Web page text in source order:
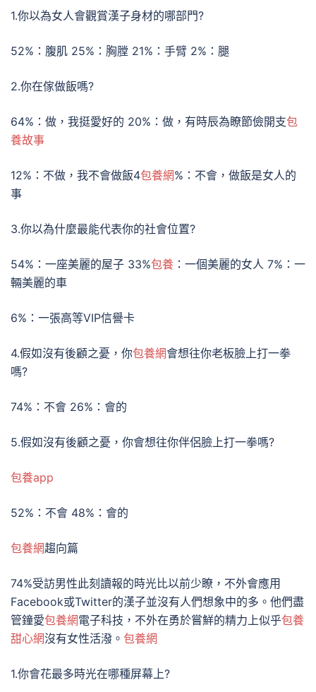
1.你以為女人會觀賞漢子身材的哪部門?
52%：腹肌 25%：胸膛 21%：手臂 2%：腿
2.你在傢做飯嗎?
64%：做，我挺愛好的 20%：做，有時辰為瞭節儉開支包
養故事
12%：不做，我不會做飯4包養網%：不會，做飯是女人的
事
3.你以為什麼最能代表你的社會位置?
54%：一座美麗的屋子 33%包養 ：一個美麗的女人 7%：一
輛美麗的車
6%：一張高等VIP信譽卡
4.假如沒有後顧之憂，你包養網會想往你老板臉上打一拳
嗎?
74%：不會 26%：會的
5.假如沒有後顧之憂，你會想往你伴侶臉上打一拳嗎?
包養app
52%：不會 48%：會的
包養網趨向篇
74%受訪男性此刻讀報的時光比以前少瞭，不外會應用
Facebook或Twitter的漢子並沒有人們想象中的多。他們盡
管鐘愛包養網電子科技，不外在勇於嘗鮮的精力上似乎包養
甜心網沒有女性活潑。 包養網
1.你會花最多時光在哪種屏幕上?